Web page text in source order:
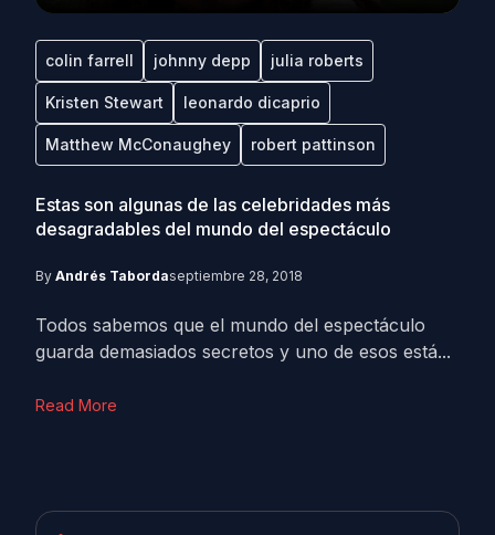
colin farrell johnny depp julia roberts
Kristen Stewart leonardo dicaprio
Matthew McConaughey robert pattinson
Estas son algunas de las celebridades más
desagradables del mundo del espectáculo
By Andrés Tabordaseptiembre 28, 2018
Todos sabemos que el mundo del espectáculo
guarda demasiados secretos y uno de esos está...
Read More